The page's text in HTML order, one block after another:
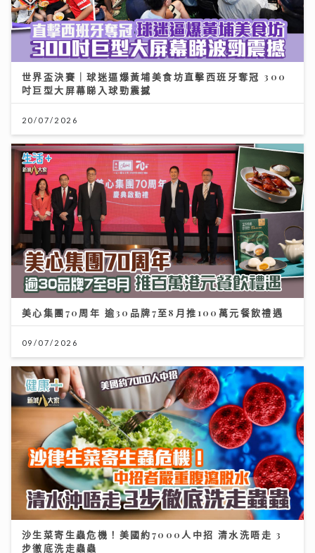
世界盃決賽｜球迷逼爆黃埔美食坊直擊西班牙奪冠 300
吋巨型大屏幕睇入球勁震撼
20/07/2026
美心集團70周年 逾30品牌7至8月推100萬元餐飲禮遇
09/07/2026
沙生菜寄生蟲危機！美國約7000人中招 清水洗唔走 3
步徹底洗走蟲蟲